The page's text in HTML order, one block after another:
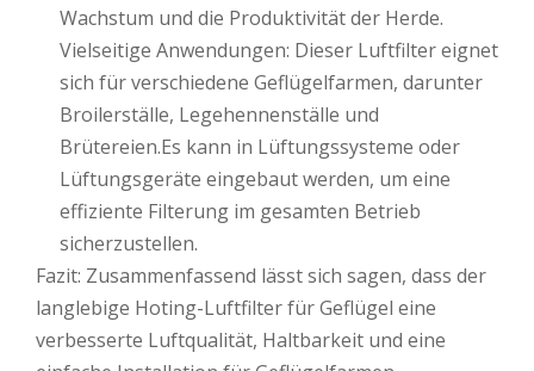
Wachstum und die Produktivität der Herde.
Vielseitige Anwendungen: Dieser Luftfilter eignet
sich für verschiedene Geflügelfarmen, darunter
Broilerställe, Legehennenställe und
Brütereien.Es kann in Lüftungssysteme oder
Lüftungsgeräte eingebaut werden, um eine
effiziente Filterung im gesamten Betrieb
sicherzustellen.
Fazit: Zusammenfassend lässt sich sagen, dass der
langlebige Hoting-Luftfilter für Geflügel eine
verbesserte Luftqualität, Haltbarkeit und eine